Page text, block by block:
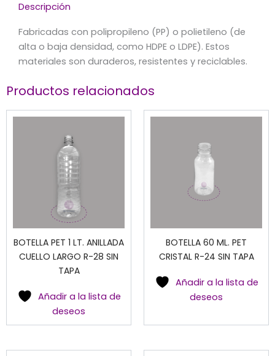
Descripción
Fabricadas con polipropileno (PP) o polietileno (de
alta o baja densidad, como HDPE o LDPE). Estos
materiales son duraderos, resistentes y reciclables.
Productos relacionados
BOTELLA PET 1 LT. ANILLADA
CUELLO LARGO R-28 SIN
TAPA
Añadir a la lista de
deseos
BOTELLA 60 ML. PET
CRISTAL R-24 SIN TAPA
Añadir a la lista de
deseos